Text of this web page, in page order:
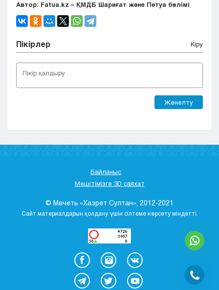
Автор: Fatua.kz – ҚМДБ Шариғат және Пәтуа бөлімі
Пікірлер Кіру
Жөнелту
Байланыс
Мешітімізге 3D саяхат
© Мечеть «Хазрет Султан», 2012-2021
Сайт материалдарын қолдану үшін сілтеме көрсету міндетті.